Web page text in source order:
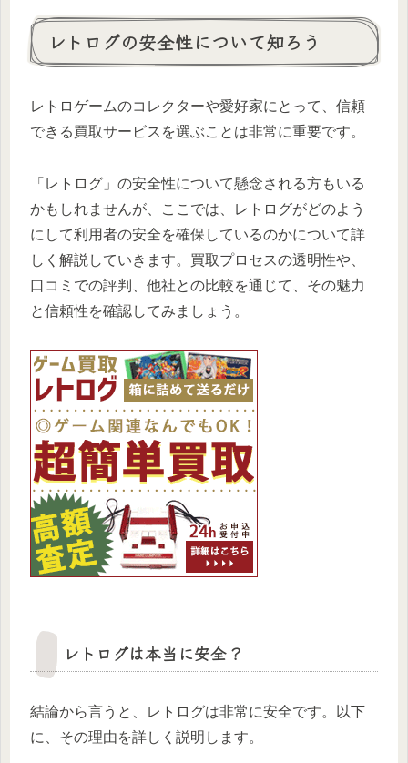
レトログの安全性について知ろう
レトロゲームのコレクターや愛好家にとって、信頼
できる買取サービスを選ぶことは非常に重要です。
「レトログ」の安全性について懸念される方もいる
かもしれませんが、ここでは、レトログがどのよう
にして利用者の安全を確保しているのかについて詳
しく解説していきます。買取プロセスの透明性や、
口コミでの評判、他社との比較を通じて、その魅力
と信頼性を確認してみましょう。
レトログは本当に安全？
結論から言うと、レトログは非常に安全です。以下
に、その理由を詳しく説明します。